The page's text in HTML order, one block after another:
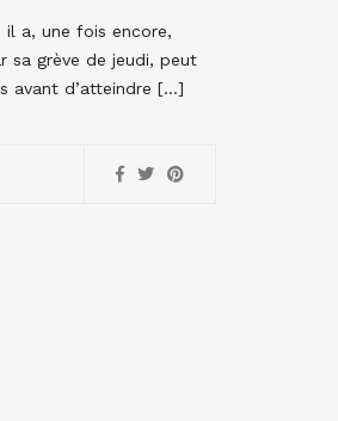
il a, une fois encore,
sa grève de jeudi, peut
avant d’atteindre […]